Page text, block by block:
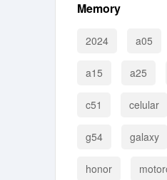
Memory
2024 a05
a15 a25
c51 celular
g54 galaxy
honor